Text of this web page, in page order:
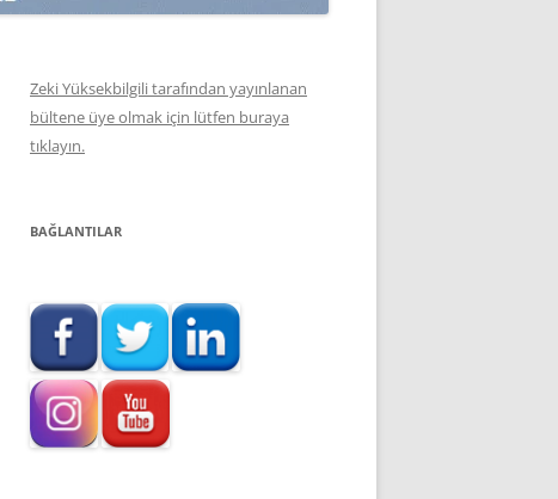
Zeki Yüksekbilgili tarafından yayınlanan
bültene üye olmak için lütfen buraya
tıklayın.
BAĞLANTILAR